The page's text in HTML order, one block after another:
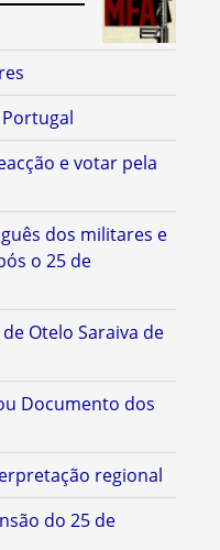
e votar pela
dos militares e
o 25 de
Otelo Saraiva de
Documento dos
regional
do 25 de